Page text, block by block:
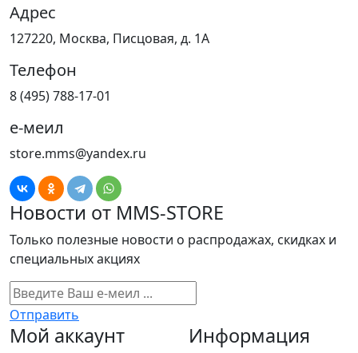
Адрес
127220, Москва, Писцовая, д. 1А
Телефон
8 (495) 788-17-01
е-меил
store.mms@yandex.ru
Новости от MMS-STORE
Только полезные новости о распродажах, скидках и
специальных акциях
Отправить
Мой аккаунт Информация